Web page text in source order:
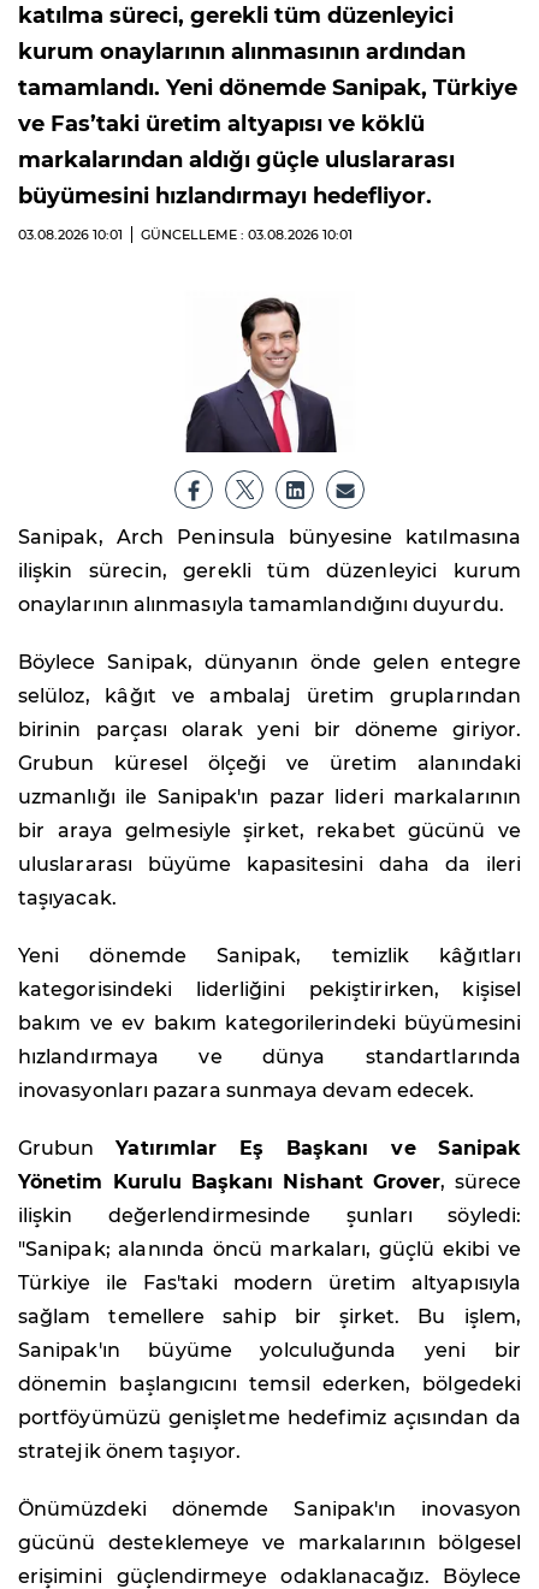
katılma süreci, gerekli tüm düzenleyici
kurum onaylarının alınmasının ardından
tamamlandı. Yeni dönemde Sanipak, Türkiye
ve Fas’taki üretim altyapısı ve köklü
markalarından aldığı güçle uluslararası
büyümesini hızlandırmayı hedefliyor.
03.08.2026 10:01 GÜNCELLEME : 03.08.2026 10:01
Sanipak, Arch Peninsula bünyesine katılmasına
ilişkin sürecin, gerekli tüm düzenleyici kurum
onaylarının alınmasıyla tamamlandığını duyurdu.
Böylece Sanipak, dünyanın önde gelen entegre
selüloz, kâğıt ve ambalaj üretim gruplarından
birinin parçası olarak yeni bir döneme giriyor.
Grubun küresel ölçeği ve üretim alanındaki
uzmanlığı ile Sanipak'ın pazar lideri markalarının
bir araya gelmesiyle şirket, rekabet gücünü ve
uluslararası büyüme kapasitesini daha da ileri
taşıyacak.
Yeni dönemde Sanipak, temizlik kâğıtları
kategorisindeki liderliğini pekiştirirken, kişisel
bakım ve ev bakım kategorilerindeki büyümesini
hızlandırmaya ve dünya standartlarında
inovasyonları pazara sunmaya devam edecek.
GrubunYatırımlar Eş Başkanı ve Sanipak
Yönetim Kurulu Başkanı Nishant Grover, sürece
ilişkin değerlendirmesinde şunları söyledi:
"Sanipak; alanında öncü markaları, güçlü ekibi ve
Türkiye ile Fas'taki modern üretim altyapısıyla
sağlam temellere sahip bir şirket. Bu işlem,
Sanipak'ın büyüme yolculuğunda yeni bir
dönemin başlangıcını temsil ederken, bölgedeki
portföyümüzü genişletme hedefimiz açısından da
stratejik önem taşıyor.
Önümüzdeki dönemde Sanipak'ın inovasyon
gücünü desteklemeye ve markalarının bölgesel
erişimini güçlendirmeye odaklanacağız. Böylece